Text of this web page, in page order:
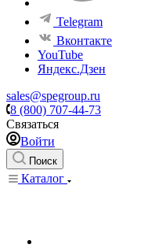
Telegram
Вконтакте
YouTube
Яндекс.Дзен
sales@spegroup.ru
8 (800) 707-44-73
Связаться
Войти
Поиск
Каталог